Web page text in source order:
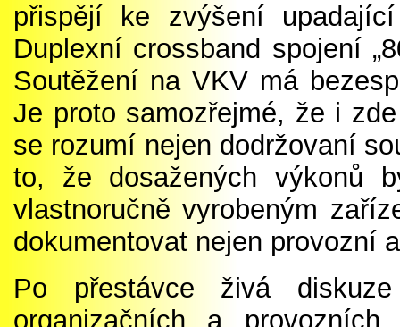
přispějí ke zvýšení
Duplexní crossband spojení
Soutěžení na VKV má
Je proto samozřejmé, že i
se rozumí nejen dodržovaní
to, že dosažených výkonů
vlastnoručně vyrobeným
dokumentovat nejen provozní
Po přestávce živá
organizačních a